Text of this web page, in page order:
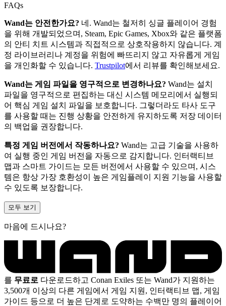
FAQs
Wand는 안전한가요? 네. Wand는 철저히 싱글 플레이어 경험
을 위해 개발되었으며, Steam, Epic Games, Xbox와 같은 플랫폼
의 안티 치트 시스템과 직접적으로 상호작용하지 않습니다. 계
정 라이브러리나 계정을 위험에 빠뜨리지 않고 자유롭게 게임
을 개인화할 수 있습니다. Trustpilot에서 리뷰를 확인해보세요.
Wand는 게임 파일을 영구적으로 변경하나요? Wand는 설치
파일을 영구적으로 편집하는 대신 시스템 메모리에서 실행되
어 핵심 게임 설치 파일을 보호합니다. 그렇더라도 타사 도구
를 사용할 때는 진행 상황을 안전하게 유지하도록 저장 데이터
의 백업을 권장합니다.
특정 게임 버전에서 작동하나요? Wand는 고급 기술을 사용하
여 실행 중인 게임 버전을 자동으로 감지합니다. 인터랙티브
맵과 스마트 가이드는 모든 버전에서 사용할 수 있으며, 시스
템은 항상 가장 호환성이 높은 게임플레이 지원 기능을 사용할
수 있도록 보장합니다.
모두 보기
마음에 드시나요?
를 무료로 다운로드하고 Conan Exiles 또는 Wand가 지원하는
3,500개 이상의 다른 게임에서 게임 지원, 인터랙티브 맵, 게임
가이드 등으로 더 높은 단계로 도약하는 수백만 명의 플레이어